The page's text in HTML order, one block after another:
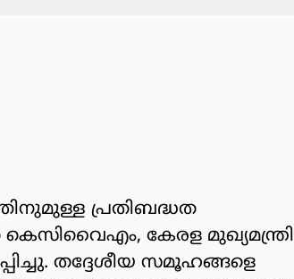
പ്രതിബദ്ധത
കേരള മുഖ്യമന്ത്രി
തദ്ദേശീയ സമൂഹങ്ങളെ